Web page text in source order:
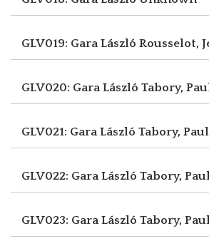
GLV019: Gara László Rousselot,
GLV020: Gara László Tabory,
GLV021: Gara László Tabory,
GLV022: Gara László Tabory,
GLV023: Gara László Tabory,